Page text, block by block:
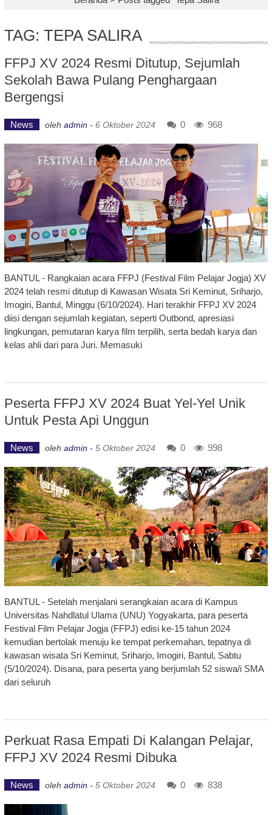
TAG: TEPA SALIRA
FFPJ XV 2024 Resmi Ditutup, Sejumlah
Sekolah Bawa Pulang Penghargaan
Bergengsi
News oleh admin - 6 Oktober 2024 0 968
BANTUL - Rangkaian acara FFPJ (Festival Film Pelajar Jogja) XV
2024 telah resmi ditutup di Kawasan Wisata Sri Keminut, Sriharjo,
Imogiri, Bantul, Minggu (6/10/2024). Hari terakhir FFPJ XV 2024
diisi dengan sejumlah kegiatan, seperti Outbond, apresiasi
lingkungan, pemutaran karya film terpilih, serta bedah karya dan
kelas ahli dari para Juri. Memasuki
Peserta FFPJ XV 2024 Buat Yel-Yel Unik
Untuk Pesta Api Unggun
News oleh admin - 5 Oktober 2024 0 998
BANTUL - Setelah menjalani serangkaian acara di Kampus
Universitas Nahdlatul Ulama (UNU) Yogyakarta, para peserta
Festival Film Pelajar Jogja (FFPJ) edisi ke-15 tahun 2024
kemudian bertolak menuju ke tempat perkemahan, tepatnya di
kawasan wisata Sri Keminut, Sriharjo, Imogiri, Bantul, Sabtu
(5/10/2024). Disana, para peserta yang berjumlah 52 siswa/i SMA
dari seluruh
Perkuat Rasa Empati Di Kalangan Pelajar,
FFPJ XV 2024 Resmi Dibuka
News oleh admin - 5 Oktober 2024 0 838